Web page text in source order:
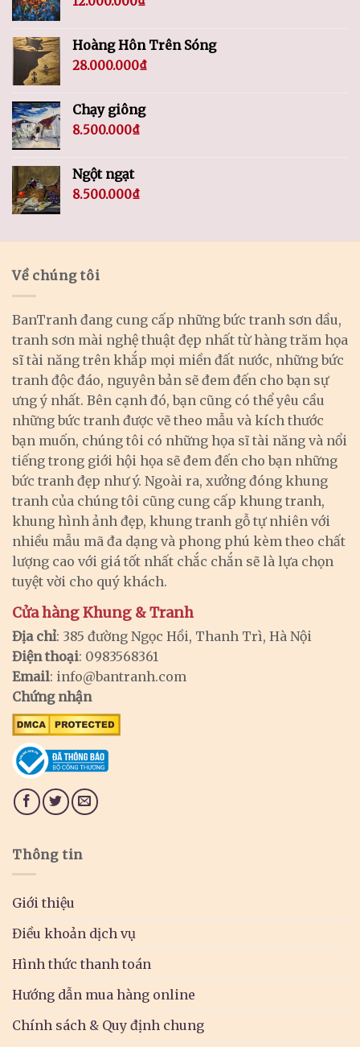
Hoàng Hôn Trên Sóng
28.000.000₫
Chạy giông
8.500.000₫
Ngột ngạt
8.500.000₫
Về chúng tôi
BanTranh đang cung cấp những bức tranh sơn dầu,
tranh sơn mài nghệ thuật đẹp nhất từ hàng trăm họa
sĩ tài năng trên khắp mọi miền đất nước, những bức
tranh độc đáo, nguyên bản sẽ đem đến cho bạn sự
ưng ý nhất. Bên cạnh đó, bạn cũng có thể yêu cầu
những bức tranh được vẽ theo mẫu và kích thước
bạn muốn, chúng tôi có những họa sĩ tài năng và nổi
tiếng trong giới hội họa sẽ đem đến cho bạn những
bức tranh đẹp như ý. Ngoài ra, xưởng đóng khung
tranh của chúng tôi cũng cung cấp khung tranh,
khung hình ảnh đẹp, khung tranh gỗ tự nhiên với
nhiều mẫu mã đa dạng và phong phú kèm theo chất
lượng cao với giá tốt nhất chắc chắn sẽ là lựa chọn
tuyệt vời cho quý khách.
Cửa hàng Khung & Tranh
Địa chỉ: 385 đường Ngọc Hồi, Thanh Trì, Hà Nội
Điện thoại: 0983568361
Email: info@bantranh.com
Chứng nhận
Thông tin
Giới thiệu
Điều khoản dịch vụ
Hình thức thanh toán
Hướng dẫn mua hàng online
Chính sách & Quy định chung